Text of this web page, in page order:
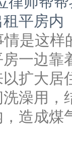
租平房内
情是这样
一边靠
以扩大居
澡用，
，造成煤